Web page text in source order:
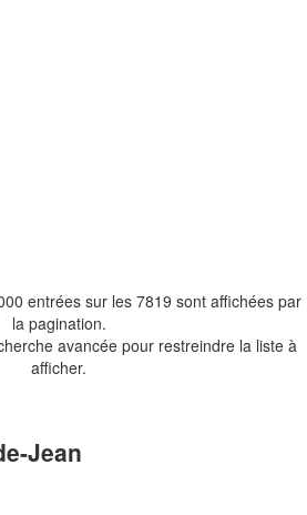
entrées sur les 7819 sont affichées par
la pagination.
avancée pour restreindre la liste à
afficher.
Jean